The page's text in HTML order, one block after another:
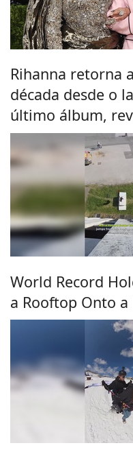
Rihanna retorna
década desde o
último álbum,
World Record
a Rooftop Onto